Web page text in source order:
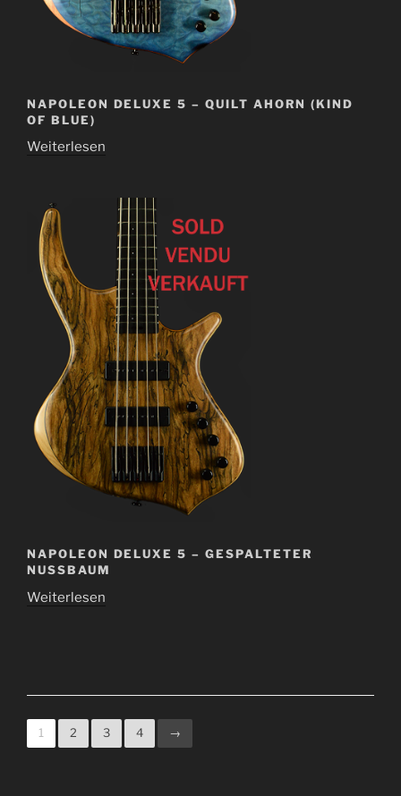
NAPOLEON DELUXE 5 – QUILT AHORN (KIND
OF BLUE)
Weiterlesen
NAPOLEON DELUXE 5 – GESPALTETER
NUSSBAUM
Weiterlesen
1 2 3 4 →